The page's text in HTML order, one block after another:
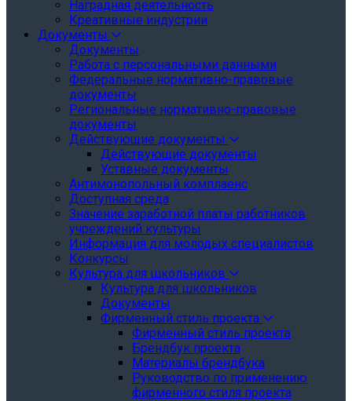
Наградная деятельность
Креативные индустрии
Документы
Документы
Работа с персональными данными
Федеральные нормативно-правовые
документы
Региональные нормативно-правовые
документы
Действующие документы
Действующие документы
Уставные документы
Антимонопольный комплаенс
Доступная среда
Значение заработной платы работников
учреждений культуры
Информация для молодых специалистов
Конкурсы
Культура для школьников
Культура для школьников
Документы
Фирменный стиль проекта
Фирменный стиль проекта
Брендбук проекта
Материалы брендбука
Руководство по применению
фирменного стиля проекта